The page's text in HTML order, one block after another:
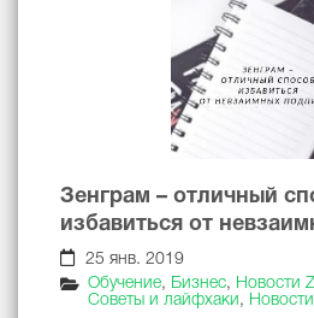
Зенграм – отличный
избавиться от
25 янв. 2019
Обучение, Бизнес, Новости
Советы и лайфхаки,